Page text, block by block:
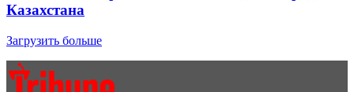
Казахстана
Загрузить больше